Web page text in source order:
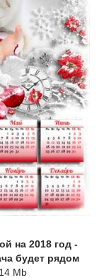
на 2018 год -
будет рядом
Mb